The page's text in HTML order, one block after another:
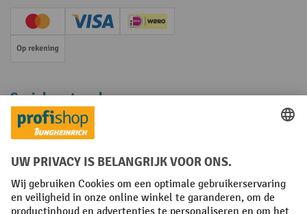
Creditcard (Master)Creditcard (Visa)iDEAL | Wero
Op rekening
Sociale netwerken
Facebook
YouTube
LinkedInInstagram
Algemene leveringsvoorwaarden Copyright